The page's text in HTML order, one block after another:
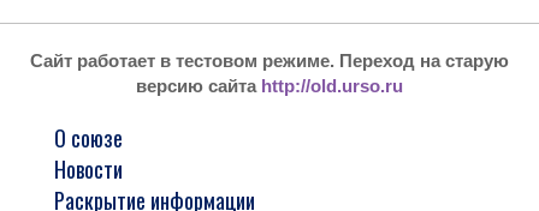
Сайт работает в тестовом режиме. Переход на старую
версию сайта http://old.urso.ru
О союзе
Новости
Раскрытие информации